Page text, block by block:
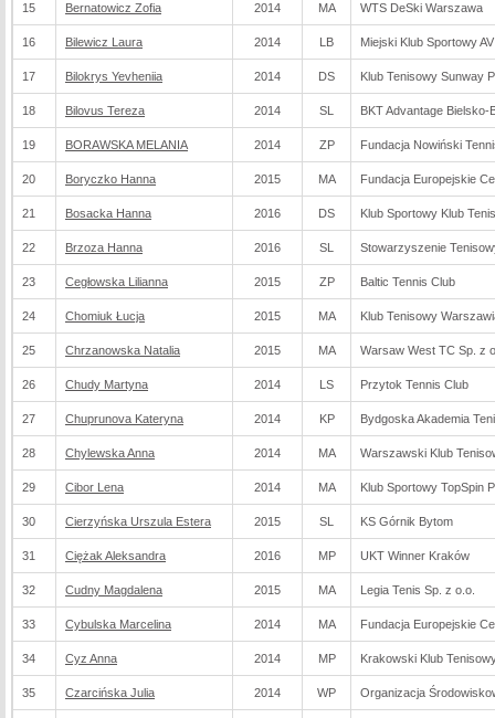
15 Bernatowicz Zofia 2014 MA WTS DeSki Warszawa
16 Bilewicz Laura 2014 LB Miejski Klub Sportowy
17 Bilokrys Yevheniia 2014 DS Klub Tenisowy Sunway
18 Bilovus Tereza 2014 SL BKT Advantage Bielsko-
19 BORAWSKA MELANIA 2014 ZP Fundacja Nowiński
20 Boryczko Hanna 2015 MA Fundacja Europejskie
21 Bosacka Hanna 2016 DS Klub Sportowy Klub
22 Brzoza Hanna 2016 SL Stowarzyszenie
23 Cegłowska Lilianna 2015 ZP Baltic Tennis Club
24 Chomiuk Łucja 2015 MA Klub Tenisowy
25 Chrzanowska Natalia 2015 MA Warsaw West TC Sp. z
26 Chudy Martyna 2014 LS Przytok Tennis Club
27 Chuprunova Kateryna 2014 KP Bydgoska Akademia
28 Chylewska Anna 2014 MA Warszawski Klub
29 Cibor Lena 2014 MA Klub Sportowy TopSpin
30 Cierzyńska Urszula Estera 2015 SL KS Górnik Bytom
31 Ciężak Aleksandra 2016 MP UKT Winner Kraków
32 Cudny Magdalena 2015 MA Legia Tenis Sp. z o.o.
33 Cybulska Marcelina 2014 MA Fundacja Europejskie
34 Cyz Anna 2014 MP Krakowski Klub
35 Czarcińska Julia 2014 WP Organizacja